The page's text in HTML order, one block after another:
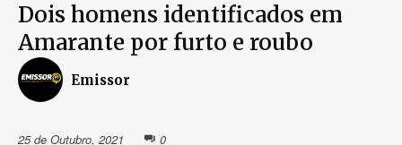
Dois homens identificados em
Amarante por furto e roubo
Emissor
25 de Outubro, 2021 0